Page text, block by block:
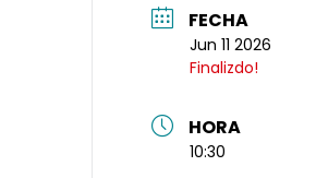
FECHA
Jun 11 2026
Finalizdo!
HORA
10:30